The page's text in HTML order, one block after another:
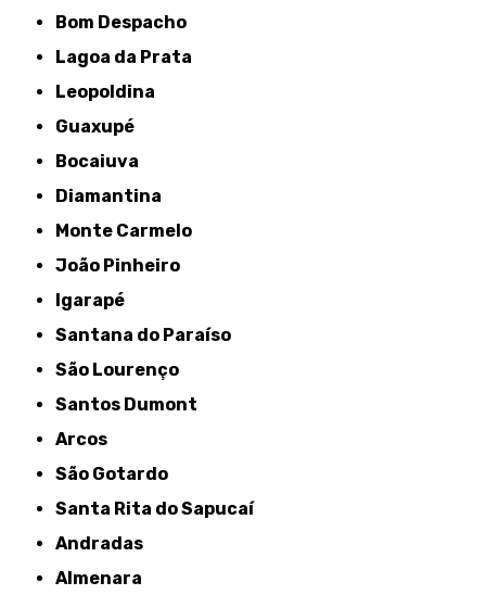
Bom Despacho
Lagoa da Prata
Leopoldina
Guaxupé
Bocaiuva
Diamantina
Monte Carmelo
João Pinheiro
Igarapé
Santana do Paraíso
São Lourenço
Santos Dumont
Arcos
São Gotardo
Santa Rita do Sapucaí
Andradas
Almenara